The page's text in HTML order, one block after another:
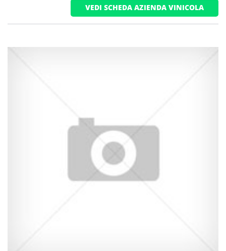
VEDI SCHEDA AZIENDA VINICOLA